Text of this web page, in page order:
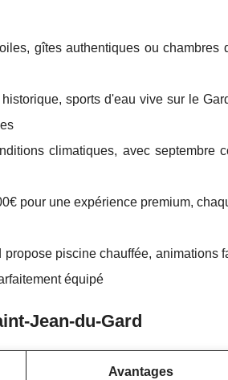
gîtes authentiques ou chambres
sports d'eau vive sur le
climatiques, avec septembre
pour une expérience premium,
piscine chauffée, animations
équipé
Jean-du-Gard
Avantages